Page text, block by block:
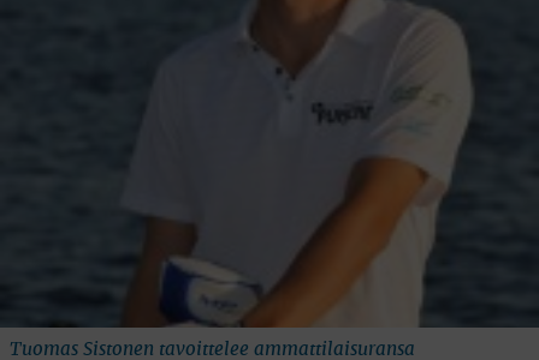
Tuomas Sistonen tavoittelee ammattilaisuransa